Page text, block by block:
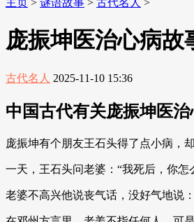
主页 > 谜语故事 > 古代名人 >
庞振坤医治心病故
古代名人 2025-11-10 15:36
中国古代有关庞振坤医
庞振坤有个朋友王石头得了点小病，
一天，王石头问老婆：“我死后，你怎
老婆不高兴他说丧气话，没好气地说